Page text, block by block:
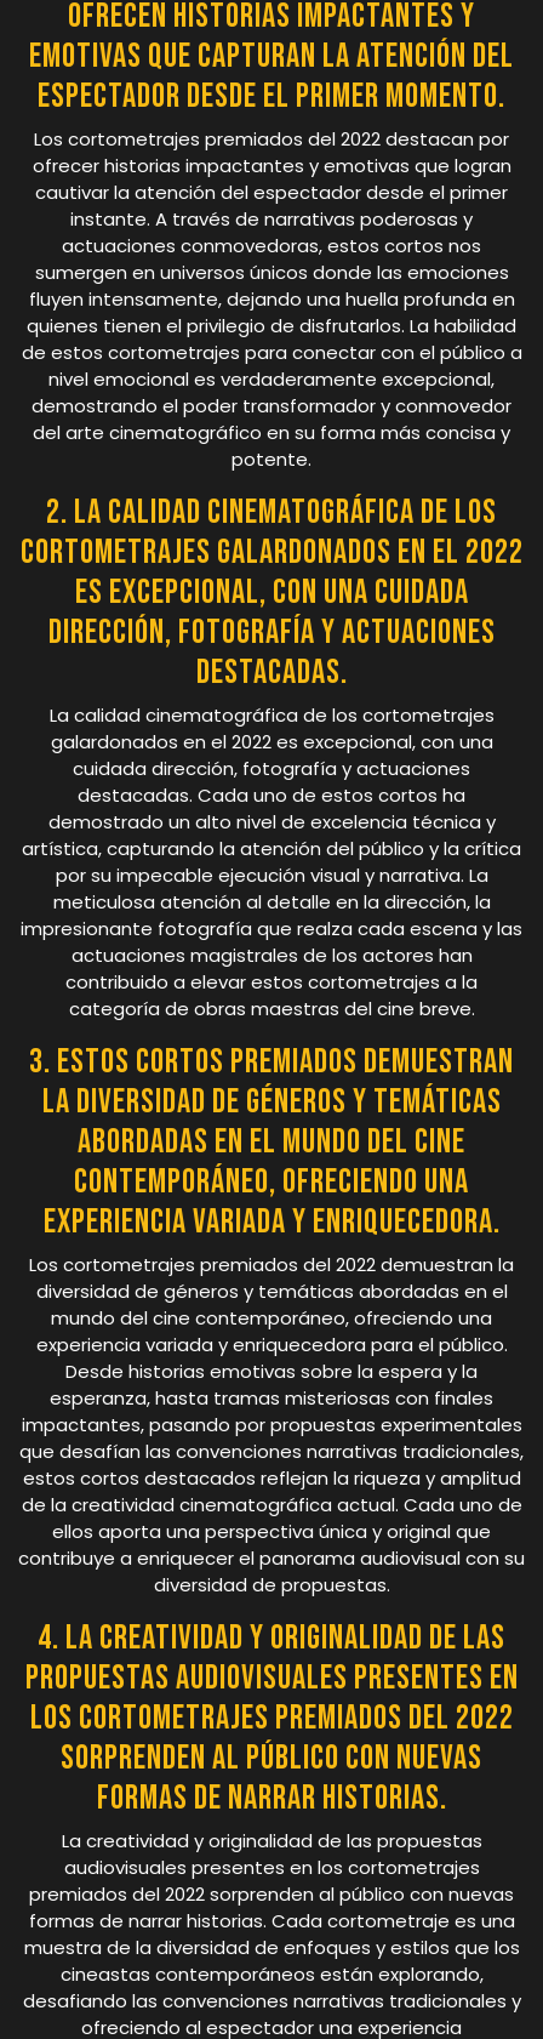
ofrecen historias impactantes y
emotivas que capturan la atención del
espectador desde el primer momento.
Los cortometrajes premiados del 2022 destacan por
ofrecer historias impactantes y emotivas que logran
cautivar la atención del espectador desde el primer
instante. A través de narrativas poderosas y
actuaciones conmovedoras, estos cortos nos
sumergen en universos únicos donde las emociones
fluyen intensamente, dejando una huella profunda en
quienes tienen el privilegio de disfrutarlos. La habilidad
de estos cortometrajes para conectar con el público a
nivel emocional es verdaderamente excepcional,
demostrando el poder transformador y conmovedor
del arte cinematográfico en su forma más concisa y
potente.
2. La calidad cinematográfica de los
cortometrajes galardonados en el 2022
es excepcional, con una cuidada
dirección, fotografía y actuaciones
destacadas.
La calidad cinematográfica de los cortometrajes
galardonados en el 2022 es excepcional, con una
cuidada dirección, fotografía y actuaciones
destacadas. Cada uno de estos cortos ha
demostrado un alto nivel de excelencia técnica y
artística, capturando la atención del público y la crítica
por su impecable ejecución visual y narrativa. La
meticulosa atención al detalle en la dirección, la
impresionante fotografía que realza cada escena y las
actuaciones magistrales de los actores han
contribuido a elevar estos cortometrajes a la
categoría de obras maestras del cine breve.
3. Estos cortos premiados demuestran
la diversidad de géneros y temáticas
abordadas en el mundo del cine
contemporáneo, ofreciendo una
experiencia variada y enriquecedora.
Los cortometrajes premiados del 2022 demuestran la
diversidad de géneros y temáticas abordadas en el
mundo del cine contemporáneo, ofreciendo una
experiencia variada y enriquecedora para el público.
Desde historias emotivas sobre la espera y la
esperanza, hasta tramas misteriosas con finales
impactantes, pasando por propuestas experimentales
que desafían las convenciones narrativas tradicionales,
estos cortos destacados reflejan la riqueza y amplitud
de la creatividad cinematográfica actual. Cada uno de
ellos aporta una perspectiva única y original que
contribuye a enriquecer el panorama audiovisual con su
diversidad de propuestas.
4. La creatividad y originalidad de las
propuestas audiovisuales presentes en
los cortometrajes premiados del 2022
sorprenden al público con nuevas
formas de narrar historias.
La creatividad y originalidad de las propuestas
audiovisuales presentes en los cortometrajes
premiados del 2022 sorprenden al público con nuevas
formas de narrar historias. Cada cortometraje es una
muestra de la diversidad de enfoques y estilos que los
cineastas contemporáneos están explorando,
desafiando las convenciones narrativas tradicionales y
ofreciendo al espectador una experiencia